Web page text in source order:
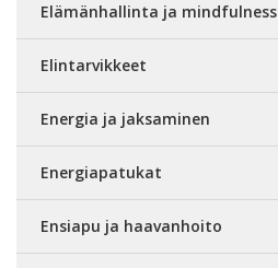
Elämänhallinta ja mindfulness
Elintarvikkeet
Energia ja jaksaminen
Energiapatukat
Ensiapu ja haavanhoito